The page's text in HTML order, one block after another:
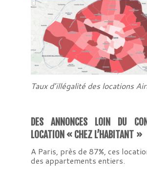
Taux d’illégalité des locations
DES ANNONCES LOIN DU
LOCATION « CHEZ L’HABITANT »
A Paris, près de 87%, ces
des appartements entiers.